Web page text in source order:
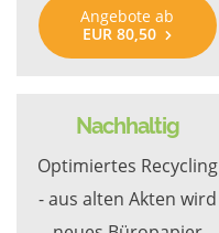
Angebote ab
EUR 80,50
Nachhaltig
Optimiertes Recycling
- aus alten Akten wird